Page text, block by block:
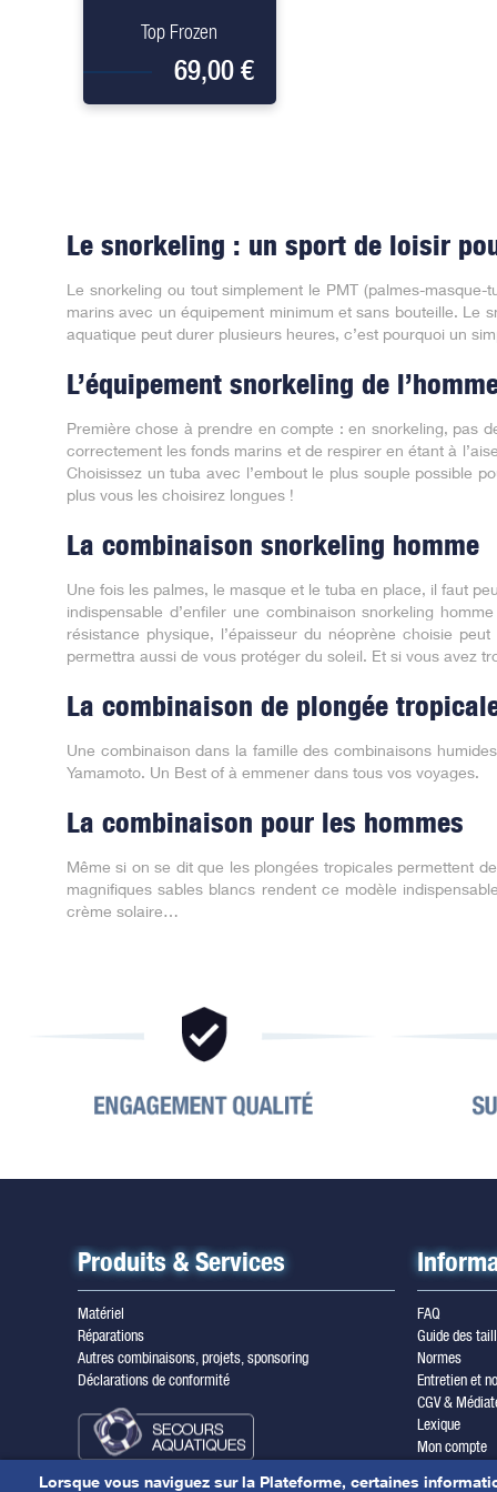
Lorsque vous naviguez sur la Plateforme, certaines
Top Frozen
69,00 €
Le snorkeling : un sport de loisir
Le snorkeling ou tout simplement le PMT (palmes-
marins avec un équipement minimum et sans bouteille. Le
aquatique peut durer plusieurs heures, c’est pourquoi un
L’équipement snorkeling de
Première chose à prendre en compte : en snorkeling, pas
correctement les fonds marins et de respirer en étant à
Choisissez un tuba avec l’embout le plus souple possible
plus vous les choisirez longues !
La combinaison snorkeling homme
Une fois les palmes, le masque et le tuba en place, il faut
indispensable d’enfiler une combinaison snorkeling
résistance physique, l’épaisseur du néoprène choisie
permettra aussi de vous protéger du soleil. Et si vous avez
La combinaison de plongée
Une combinaison dans la famille des combinaisons
Yamamoto. Un Best of à emmener dans tous vos voyages.
La combinaison pour les hommes
Même si on se dit que les plongées tropicales permettent
magnifiques sables blancs rendent ce modèle
crème solaire…
Produits & Services
Matériel
Réparations
Autres combinaisons, projets, sponsoring
Déclarations de conformité
FAQ
Guide des
Normes
Entretien et
CGV &
Lexique
Mon compte